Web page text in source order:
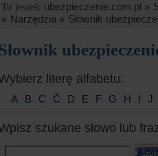
Tu jesteś: ubezpieczenie.com.pl »
» Narzędzia » Słownik
literę alfabetu:
A B C Ć D E F G H I J
szukane słowo lub